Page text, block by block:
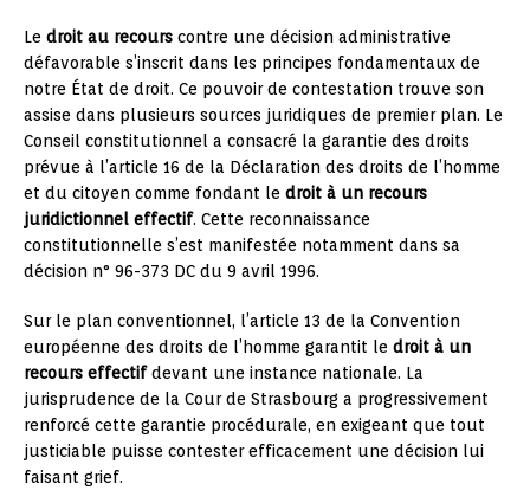
Le droit au recours contre une décision administrative
défavorable s’inscrit dans les principes fondamentaux de
notre État de droit. Ce pouvoir de contestation trouve son
assise dans plusieurs sources juridiques de premier plan. Le
Conseil constitutionnel a consacré la garantie des droits
prévue à l’article 16 de la Déclaration des droits de l’homme
et du citoyen comme fondant le droit à un recours
juridictionnel effectif. Cette reconnaissance
constitutionnelle s’est manifestée notamment dans sa
décision n° 96-373 DC du 9 avril 1996.
Sur le plan conventionnel, l’article 13 de la Convention
européenne des droits de l’homme garantit le droit à un
recours effectifdevant une instance nationale. La
jurisprudence de la Cour de Strasbourg a progressivement
renforcé cette garantie procédurale, en exigeant que tout
justiciable puisse contester efficacement une décision lui
faisant grief.